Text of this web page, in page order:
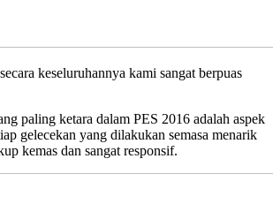
keseluruhannya kami sangat berpuas
paling ketara dalam PES 2016 adalah aspek
gelecekan yang dilakukan semasa menarik
kemas dan sangat responsif.